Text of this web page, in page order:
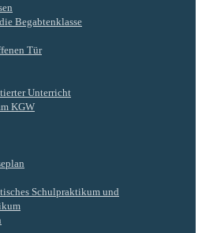
Begabtenklasse
Tür
Unterricht
KGW
Schulpraktikum und